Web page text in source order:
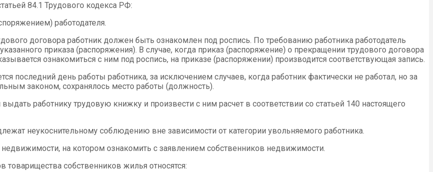
84.1 Трудового кодекса РФ:
работодателя.
договора работник должен быть ознакомлен под роспись. По требованию работника работодатель
приказа (распоряжения). В случае, когда приказ (распоряжение) о прекращении трудового договора
ознакомиться с ним под роспись, на приказе (распоряжении) производится соответствующая запись.
последний день работы работника, за исключением случаев, когда работник фактически не работал, но за
законом, сохранялось место работы (должность).
работнику трудовую книжку и произвести с ним расчет в соответствии со статьей 140 настоящего
неукоснительному соблюдению вне зависимости от категории увольняемого работника.
на котором ознакомить с заявлением собственников недвижимости.
собственников жилья относятся: